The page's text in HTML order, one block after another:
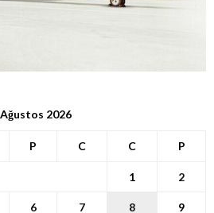
Ağustos 2026
P C C P
1 2
6 7 8 9